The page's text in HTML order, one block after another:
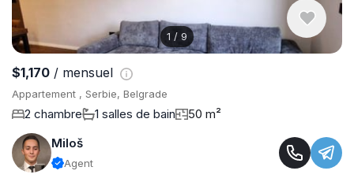
1 / 9
$1,170 / mensuel
Appartement , Serbie, Belgrade
2 chambre 1 salles de bain
50 m²
Miloš
Agent